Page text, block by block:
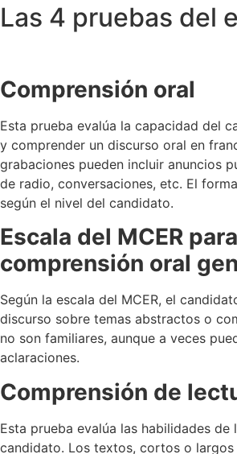
Las 4 pruebas del
Comprensión oral
Esta prueba evalúa la capacidad del
y comprender un discurso oral en
grabaciones pueden incluir anuncios
de radio, conversaciones, etc. El
según el nivel del candidato.
Escala del MCER
comprensión oral
Según la escala del MCER, el
discurso sobre temas abstractos o
no son familiares, aunque a veces
aclaraciones.
Comprensión de
Esta prueba evalúa las habilidades de
candidato. Los textos, cortos o largos